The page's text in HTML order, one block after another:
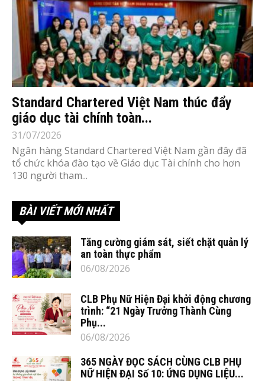
Standard Chartered Việt Nam thúc đẩy
giáo dục tài chính toàn...
31/07/2026
Ngân hàng Standard Chartered Việt Nam gần đây đã
tổ chức khóa đào tạo về Giáo dục Tài chính cho hơn
130 người tham...
BÀI VIẾT MỚI NHẤT
Tăng cường giám sát, siết chặt quản lý
an toàn thực phẩm
06/08/2026
CLB Phụ Nữ Hiện Đại khởi động chương
trình: “21 Ngày Trưởng Thành Cùng
Phụ...
06/08/2026
365 NGÀY ĐỌC SÁCH CÙNG CLB PHỤ
NỮ HIỆN ĐẠI Số 10: ỨNG DỤNG LIỆU...